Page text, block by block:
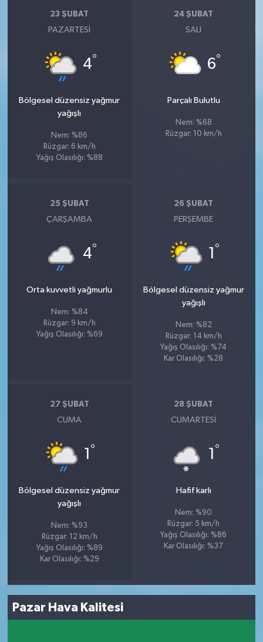
23 ŞUBAT
PAZARTESI
4°
Bölgesel düzensiz yağmur
yağışlı
Nem: %86
Rüzgar: 6 km/h
Yağış Olasılığı: %88
24 ŞUBAT
SALI
6°
Parçalı Bulutlu
Nem: %68
Rüzgar: 10 km/h
25 ŞUBAT
ÇARŞAMBA
4°
Orta kuvvetli yağmurlu
Nem: %84
Rüzgar: 9 km/h
Yağış Olasılığı: %69
26 ŞUBAT
PERŞEMBE
1 °
Bölgesel düzensiz yağmur
yağışlı
Nem: %82
Rüzgar: 14 km/h
Yağış Olasılığı: %74
Kar Olasılığı: %28
27 ŞUBAT
CUMA
1 °
Bölgesel düzensiz yağmur
yağışlı
Nem: %93
Rüzgar: 12 km/h
Yağış Olasılığı: %89
Kar Olasılığı: %29
28 ŞUBAT
CUMARTESI
1 °
Hafif karlı
Nem: %90
Rüzgar: 5 km/h
Yağış Olasılığı: %86
Kar Olasılığı: %37
Pazar Hava Kalitesi